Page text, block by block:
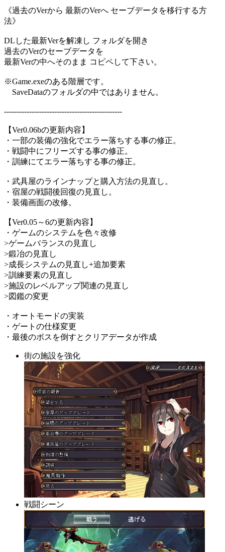
《過去のVerから 最新のVerへ セーブデータを移行する方
法》
DLした最新Verを解凍し フォルダを開き
過去のVerのセーブデータを
最新Verの中へそのまま コピペして下さい。
※Game.exeのある階層です。
SaveDataのフォルダの中ではありません。
-----------------------------------------------
【Ver0.06bの更新内容】
・一部の装備の強化でエラー落ちする事の修正。
・戦闘中にフリーズする事の修正。
・訓練にてエラー落ちする事の修正。
・武具屋のラインナップと購入方法の見直し。
・宿屋の戦闘後回復の見直し。
・装備画面の改修。
【Ver0.05～6の更新内容】
・ゲームのシステムを色々改修
>ゲームバランスの見直し
>鍛冶の見直し
>成長システムの見直し+追加要素
>訓練要素の見直し
>施設のレベルアップ関連の見直し
>図鑑の変更
・オートモードの実装
・ゲートの仕様変更
・最後のボスを倒すとクリアデータが作成
街の施設を強化
戦闘シーン